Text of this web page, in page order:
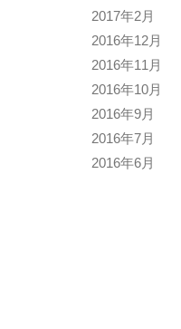
2017年2月
2016年12月
2016年11月
2016年10月
2016年9月
2016年7月
2016年6月